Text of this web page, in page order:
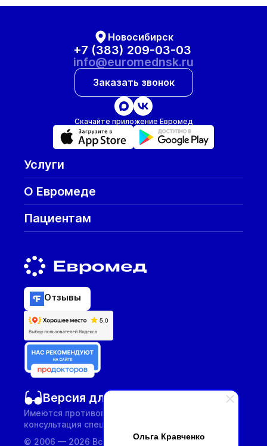
Ольга Кравченко
Новосибирск
+7 (383) 209-03-03
info@euromednsk.ru
Заказать звонок
Скачайте приложение Евромед
Услуги
О Евромеде
Пациентам
Отзывы
Версия для слабовидящих
Имеются противопоказания, необходима
консультация специалиста.
© 2006 — 2026 Все услуги предоставляются